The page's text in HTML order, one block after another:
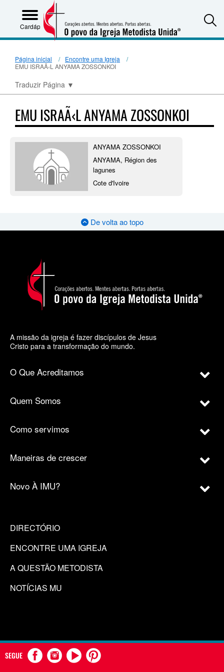
Cardápio
Página inicial
Encontre uma Igreja
EMU ISRAÃ‹L ANYAMA ZOSSONKOI
Traduzir Página ▼
EMU ISRAÃ‹L ANYAMA ZOSSONKOI
ANYAMA ZOSSONKOI
ANYAMA, Région des
lagunes
Cote d'Ivoire
De volta ao topo
A missão da igreja é fazer discípulos de Jesus
Cristo para a transformação do mundo.
O Que Acreditamos
Quem Somos
Como servimos
Maneiras de crescer
Novo À IMU?
DIRECTÓRIO
ENCONTRE UMA IGREJA
A QUESTÃO METODISTA
NOTÍCIAS MU
SEGUE